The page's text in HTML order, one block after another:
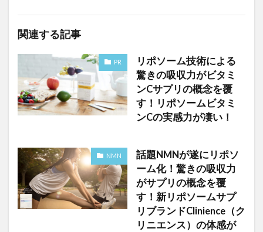
関連する記事
PR
リポソーム技術による
驚きの吸収力がビタミ
ンCサプリの概念を覆
す！リポソームビタミ
ンCの実感力が凄い！
NMN
話題NMNが遂にリポソ
ーム化！驚きの吸収力
がサプリの概念を覆
す！新リポソームサプ
リブランドClinience（ク
リニエンス）の体感が